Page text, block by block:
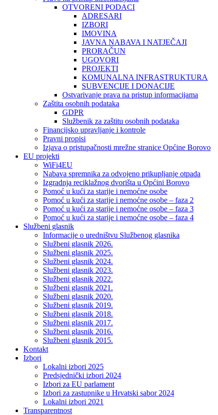
OTVORENI PODACI
ADRESARI
IZBORI
IMOVINA
JAVNA NABAVA I NATJEČAJI
PRORAČUN
UGOVORI
PROJEKTI
KOMUNALNA INFRASTRUKTURA
SUBVENCIJE I DONACIJE
Ostvarivanje prava na pristup informacijama
Zaštita osobnih podataka
GDPR
Službenik za zaštitu osobnih podataka
Financijsko upravljanje i kontrole
Pravni propisi
Izjava o pristupačnosti mrežne stranice Općine Borovo
EU projekti
WiFi4EU
Nabava spremnika za odvojeno prikupljanje otpada
Izgradnja reciklažnog dvorišta u Općini Borovo
Pomoć u kući za starije i nemoćne osobe
Pomoć u kući za starije i nemoćne osobe – faza 2
Pomoć u kući za starije i nemoćne osobe – faza 3
Pomoć u kući za starije i nemoćne osobe – faza 4
Službeni glasnik
Informacije o uredništvu Službenog glasnika
Službeni glasnik 2026.
Službeni glasnik 2025.
Službeni glasnik 2024.
Službeni glasnik 2023.
Službeni glasnik 2022.
Službeni glasnik 2021.
Službeni glasnik 2020.
Službeni glasnik 2019.
Službeni glasnik 2018.
Službeni glasnik 2017.
Službeni glasnik 2016.
Službeni glasnik 2015.
Kontakt
Izbori
Lokalni izbori 2025
Predsjednički izbori 2024
Izbori za EU parlament
Izbori za zastupnike u Hrvatski sabor 2024
Lokalni izbori 2021
Transparentnost